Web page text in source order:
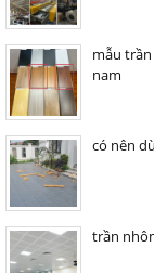
mẫu
nam
có nên
trần